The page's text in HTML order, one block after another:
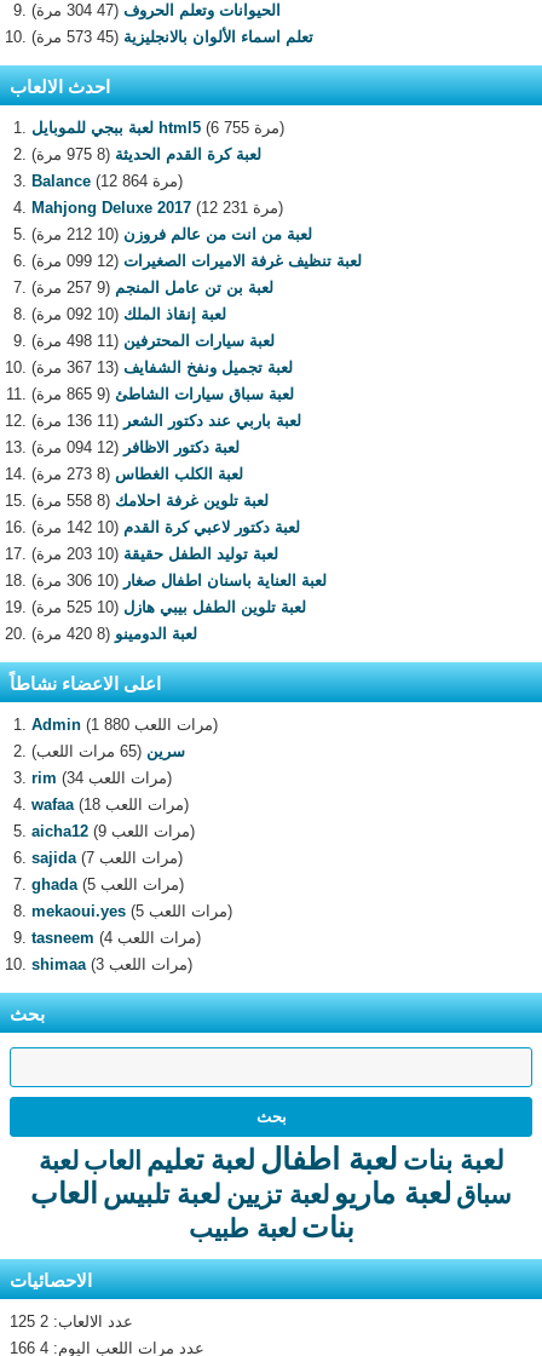
الحيوانات وتعلم الحروف (47 304 مرة)
تعلم اسماء الألوان بالانجليزية (45 573 مرة)
احدث الالعاب
لعبة ببجي للموبايل html5
(6 755 مرة)
لعبة كرة القدم الحديثة (8 975 مرة)
Balance
(12 864 مرة)
Mahjong Deluxe 2017
(12 231 مرة)
لعبة من انت من عالم فروزن (10 212 مرة)
لعبة تنظيف غرفة الاميرات الصغيرات (12 099 مرة)
لعبة بن تن عامل المنجم (9 257 مرة)
لعبة إنقاذ الملك (10 092 مرة)
لعبة سيارات المحترفين (11 498 مرة)
لعبة تجميل ونفخ الشفايف (13 367 مرة)
لعبة سباق سيارات الشاطئ (9 865 مرة)
لعبة باربي عند دكتور الشعر (11 136 مرة)
لعبة دكتور الاظافر (12 094 مرة)
لعبة الكلب الغطاس (8 273 مرة)
لعبة تلوين غرفة احلامك (8 558 مرة)
لعبة دكتور لاعبي كرة القدم (10 142 مرة)
لعبة توليد الطفل حقيقة (10 203 مرة)
لعبة العناية باسنان اطفال صغار (10 306 مرة)
لعبة تلوين الطفل بيبي هازل (10 525 مرة)
لعبة الدومينو (8 420 مرة)
اعلى الاعضاء نشاطاً
Admin
(1 880 مرات اللعب)
سرين (65 مرات اللعب)
rim
(34 مرات اللعب)
wafaa
(18 مرات اللعب)
aicha12
(9 مرات اللعب)
sajida
(7 مرات اللعب)
ghada
(5 مرات اللعب)
mekaoui.yes
(5 مرات اللعب)
tasneem
(4 مرات اللعب)
shimaa
(3 مرات اللعب)
بحث
لعبة بنات لعبة اطفال لعبة تعليم العاب لعبة
سباق لعبة ماريو لعبة تزيين لعبة تلبيس العاب
بنات لعبة طبيب
الاحصائيات
عدد الالعاب: 2 125
عدد مرات اللعب اليوم: 4 166